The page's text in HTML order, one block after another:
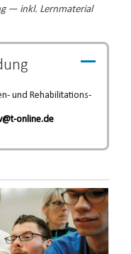
— inkl. Lernmaterial
und Rehabilitations-
online.de